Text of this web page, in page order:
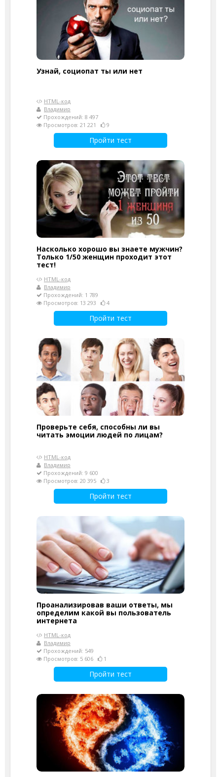
Узнай, социопат ты или нет
HTML-код
Владимир
Прохождений: 8 497
Просмотров: 21 221
9
Пройти тест
Насколько хорошо вы знаете мужчин?
Только 1/50 женщин проходит этот
тест!
HTML-код
Владимир
Прохождений: 1 789
Просмотров: 13 293
4
Пройти тест
Проверьте себя, способны ли вы
читать эмоции людей по лицам?
HTML-код
Владимир
Прохождений: 9 600
Просмотров: 20 395
3
Пройти тест
Проанализировав ваши ответы, мы
определим какой вы пользователь
интернета
HTML-код
Владимир
Прохождений: 549
Просмотров: 5 606
1
Пройти тест